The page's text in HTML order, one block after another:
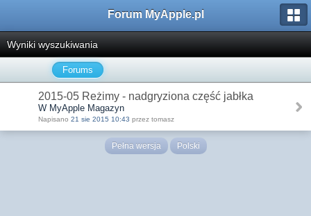
Forum MyApple.pl
Wyniki wyszukiwania
Forums
2015-05 Reżimy - nadgryziona część jabłka
W MyApple Magazyn
Napisano 21 sie 2015 10:43 przez tomasz
Pełna wersja Polski